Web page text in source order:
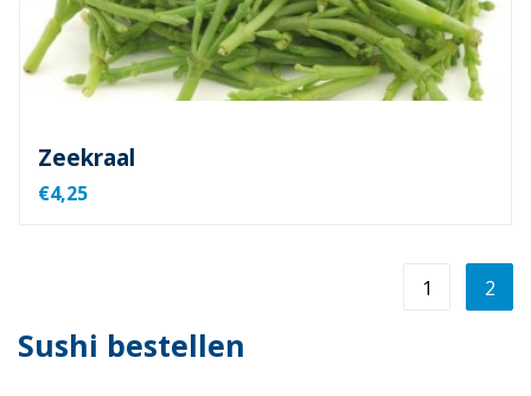
Zeekraal
€4,25
1 2
Sushi bestellen